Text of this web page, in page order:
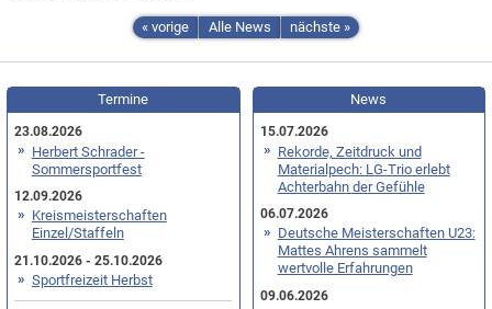
« vorige Alle News nächste »
Termine
23.08.2026
Herbert Schrader -
Sommersportfest
12.09.2026
Kreismeisterschaften
Einzel/Staffeln
21.10.2026 - 25.10.2026
Sportfreizeit Herbst
News
15.07.2026
Rekorde, Zeitdruck und
Materialpech: LG-Trio erlebt
Achterbahn der Gefühle
06.07.2026
Deutsche Meisterschaften U23:
Mattes Ahrens sammelt
wertvolle Erfahrungen
09.06.2026